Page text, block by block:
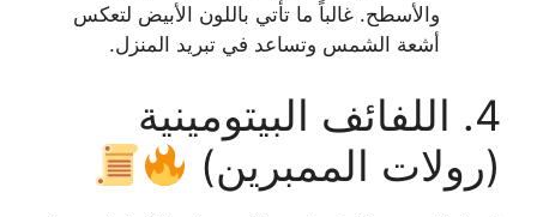
والأسطح. غالباً ما تأتي باللون الأبيض لتعكس
أشعة الشمس وتساعد في تبريد المنزل.
4. اللفائف البيتومينية
(رولات الممبرين)